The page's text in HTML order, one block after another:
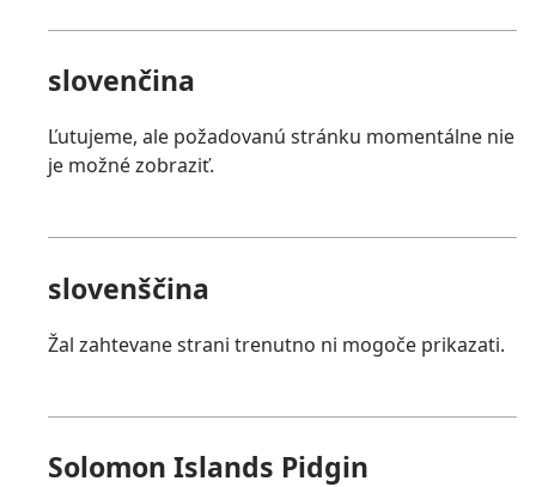
slovenčina
Ľutujeme, ale požadovanú stránku momentálne nie
je možné zobraziť.
slovenščina
Žal zahtevane strani trenutno ni mogoče prikazati.
Solomon Islands Pidgin